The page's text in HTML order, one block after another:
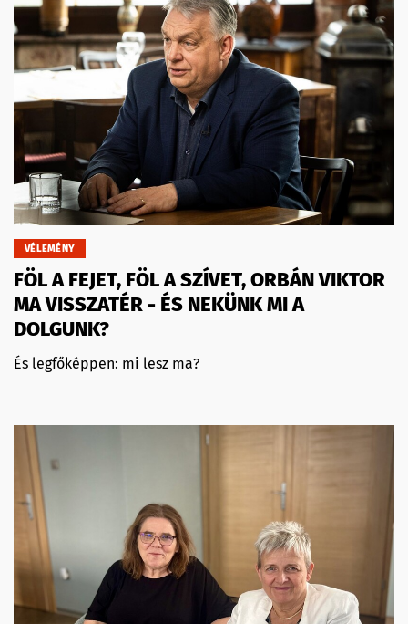
VÉLEMÉNY
FÖL A FEJET, FÖL A SZÍVET, ORBÁN VIKTOR
MA VISSZATÉR - ÉS NEKÜNK MI A
DOLGUNK?
És legfőképpen: mi lesz ma?